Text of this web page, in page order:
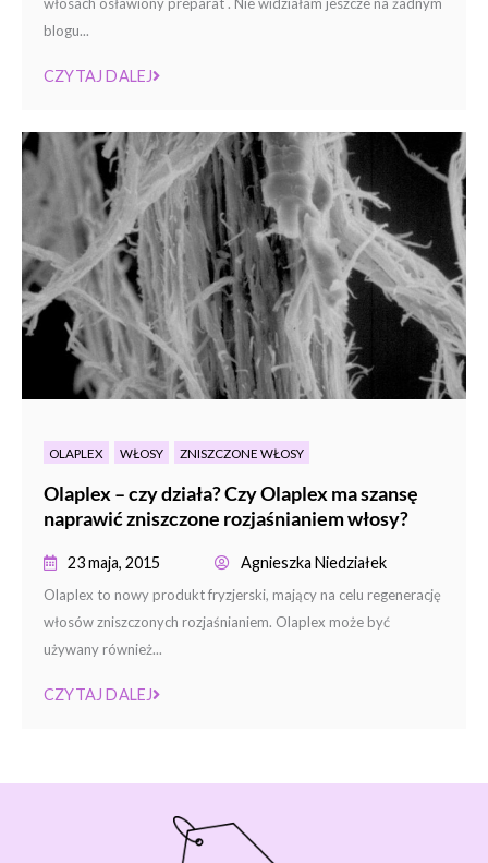
włosach osławiony preparat . Nie widziałam jeszcze na żadnym
blogu...
CZYTAJ DALEJ
OLAPLEX WŁOSY ZNISZCZONE WŁOSY
Olaplex – czy działa? Czy Olaplex ma szansę
naprawić zniszczone rozjaśnianiem włosy?
23 maja, 2015 Agnieszka Niedziałek
Olaplex to nowy produkt fryzjerski, mający na celu regenerację
włosów zniszczonych rozjaśnianiem. Olaplex może być
używany również...
CZYTAJ DALEJ